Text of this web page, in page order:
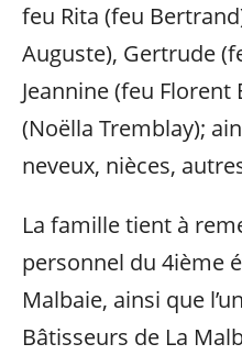
feu Rita (feu
Auguste), Gertrude
Jeannine (feu
(Noëlla Tremblay);
neveux, nièces,
La famille tient à
personnel du 4ième
Malbaie, ainsi que
Bâtisseurs de La